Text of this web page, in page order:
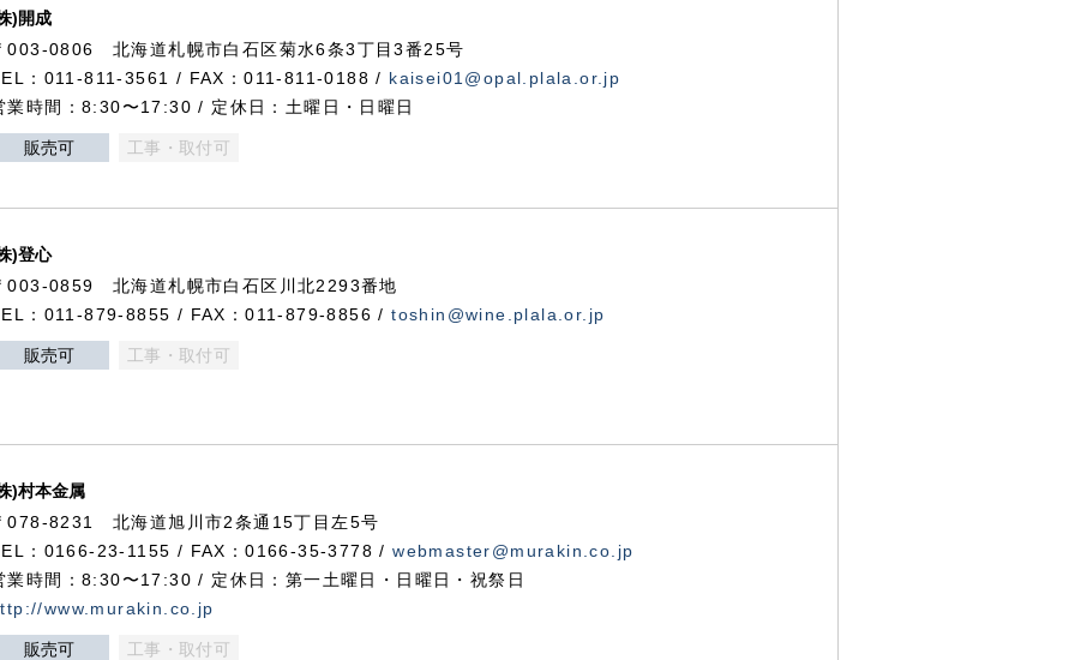
)開成
003-0806 北海道札幌市白石区菊水6条3丁目3番25号
：011-811-3561 / FAX：011-811-0188 / kaisei01@opal.plala.or.jp
業時間：8:30〜17:30 / 定休日：土曜日・日曜日
販売可 工事・取付可
)登心
003-0859 北海道札幌市白石区川北2293番地
：011-879-8855 / FAX：011-879-8856 /toshin@wine.plala.or.jp
販売可 工事・取付可
)村本金属
078-8231 北海道旭川市2条通15丁目左5号
：0166-23-1155 / FAX：0166-35-3778 /webmaster@murakin.co.jp
業時間：8:30〜17:30 / 定休日：第一土曜日・日曜日・祝祭日
www.murakin.co.jp
販売可 工事・取付可